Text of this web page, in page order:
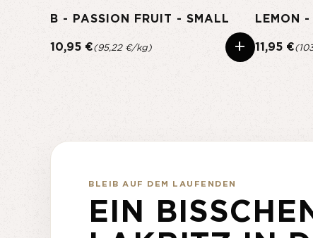
B - PASSION FRUIT - SMALL
10,95 €(95,22 €/kg) +
LEMON
11,95 €
BLEIB AUF DEM LAUFENDEN
EIN